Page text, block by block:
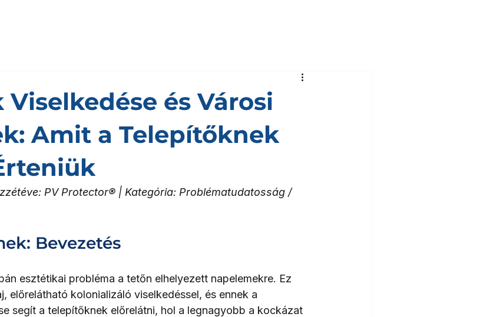
és Városi
Amit a Telepítőknek
PV Protector® | Kategória: Problématudatosság /
Bevezetés
esztétikai probléma a tetőn elhelyezett napelemekre. Ez
előrelátható kolonializáló viselkedéssel, és ennek a
segít a telepítőknek előrelátni, hol a legnagyobb a kockázat